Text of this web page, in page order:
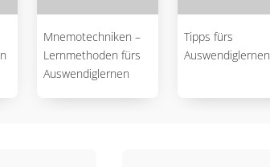
Mnemotechniken –
Lernmethoden fürs
Auswendiglernen
Tipps fürs
Auswendiglernen